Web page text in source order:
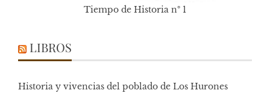
Tiempo de Historia nº 1
LIBROS
Historia y vivencias del poblado de Los Hurones